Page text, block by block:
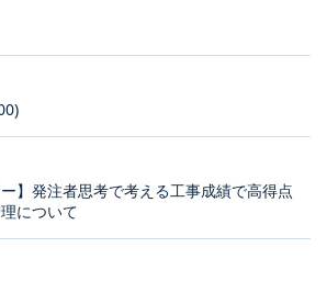
ー】発注者思考で考える工事成績で高得点
について